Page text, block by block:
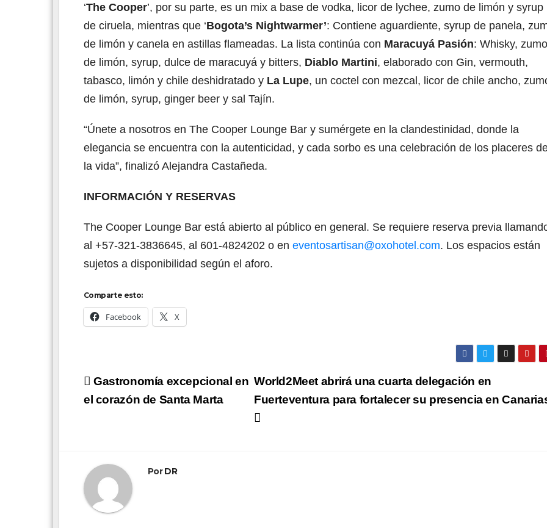
‘The Cooper’, por su parte, es un mix a base de vodka, licor de lychee, zumo de limón y syrup
de ciruela, mientras que ‘Bogota’s Nightwarmer’: Contiene aguardiente, syrup de panela,
de limón y canela en astillas flameadas. La lista continúa con Maracuyá Pasión: Whisky, zumo
de limón, syrup, dulce de maracuyá y bitters, Diablo Martini, elaborado con Gin, vermouth,
tabasco, limón y chile deshidratado y La Lupe, un coctel con mezcal, licor de chile ancho,
de limón, syrup, ginger beer y sal Tajín.
“Únete a nosotros en The Cooper Lounge Bar y sumérgete en la clandestinidad, donde la
elegancia se encuentra con la autenticidad, y cada sorbo es una celebración de los placeres
la vida”, finalizó Alejandra Castañeda.
INFORMACIÓN Y RESERVAS
The Cooper Lounge Bar está abierto al público en general. Se requiere reserva previa
al +57-321-3836645, al 601-4824202 o en eventosartisan@oxohotel.com. Los espacios están
sujetos a disponibilidad según el aforo.
Comparte esto:
Facebook X
Navegación
de
World2Meet abrirá una cuarta delegación en
Fuerteventura para fortalecer su presencia en
Gastronomía excepcional en
el corazón de Santa Marta
PorDR